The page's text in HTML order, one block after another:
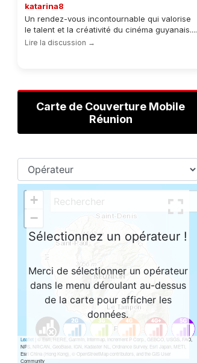
katarina8
Un rendez-vous incontournable qui valorise
le talent et la créativité du cinéma guyanais....
Lire la discussion →
Carte de Couverture Mobile
Réunion